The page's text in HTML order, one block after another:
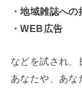
・地域雑誌への
・WEB広告
などを試され、
あなたや、あな